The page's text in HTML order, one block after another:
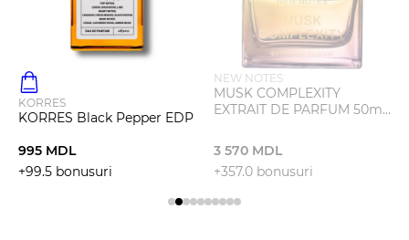
KORRES
KORRES Black Pepper EDP
995 MDL
+99.5 bonusuri
NEW NOTES
MUSK COMPLEXITY
EXTRAIT DE PARFUM 50ml
3 570 MDL
+357.0 bonusuri